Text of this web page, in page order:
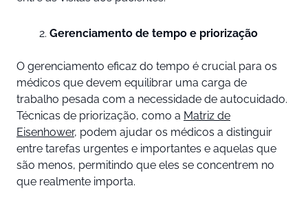
Gerenciamento de tempo e priorização
O gerenciamento eficaz do tempo é crucial para os
médicos que devem equilibrar uma carga de
trabalho pesada com a necessidade de autocuidado.
Técnicas de priorização, como a Matriz de
Eisenhower, podem ajudar os médicos a distinguir
entre tarefas urgentes e importantes e aquelas que
são menos, permitindo que eles se concentrem no
que realmente importa.